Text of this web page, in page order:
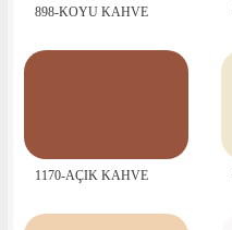
898-KOYU KAHVE
1170-AÇIK KAHVE